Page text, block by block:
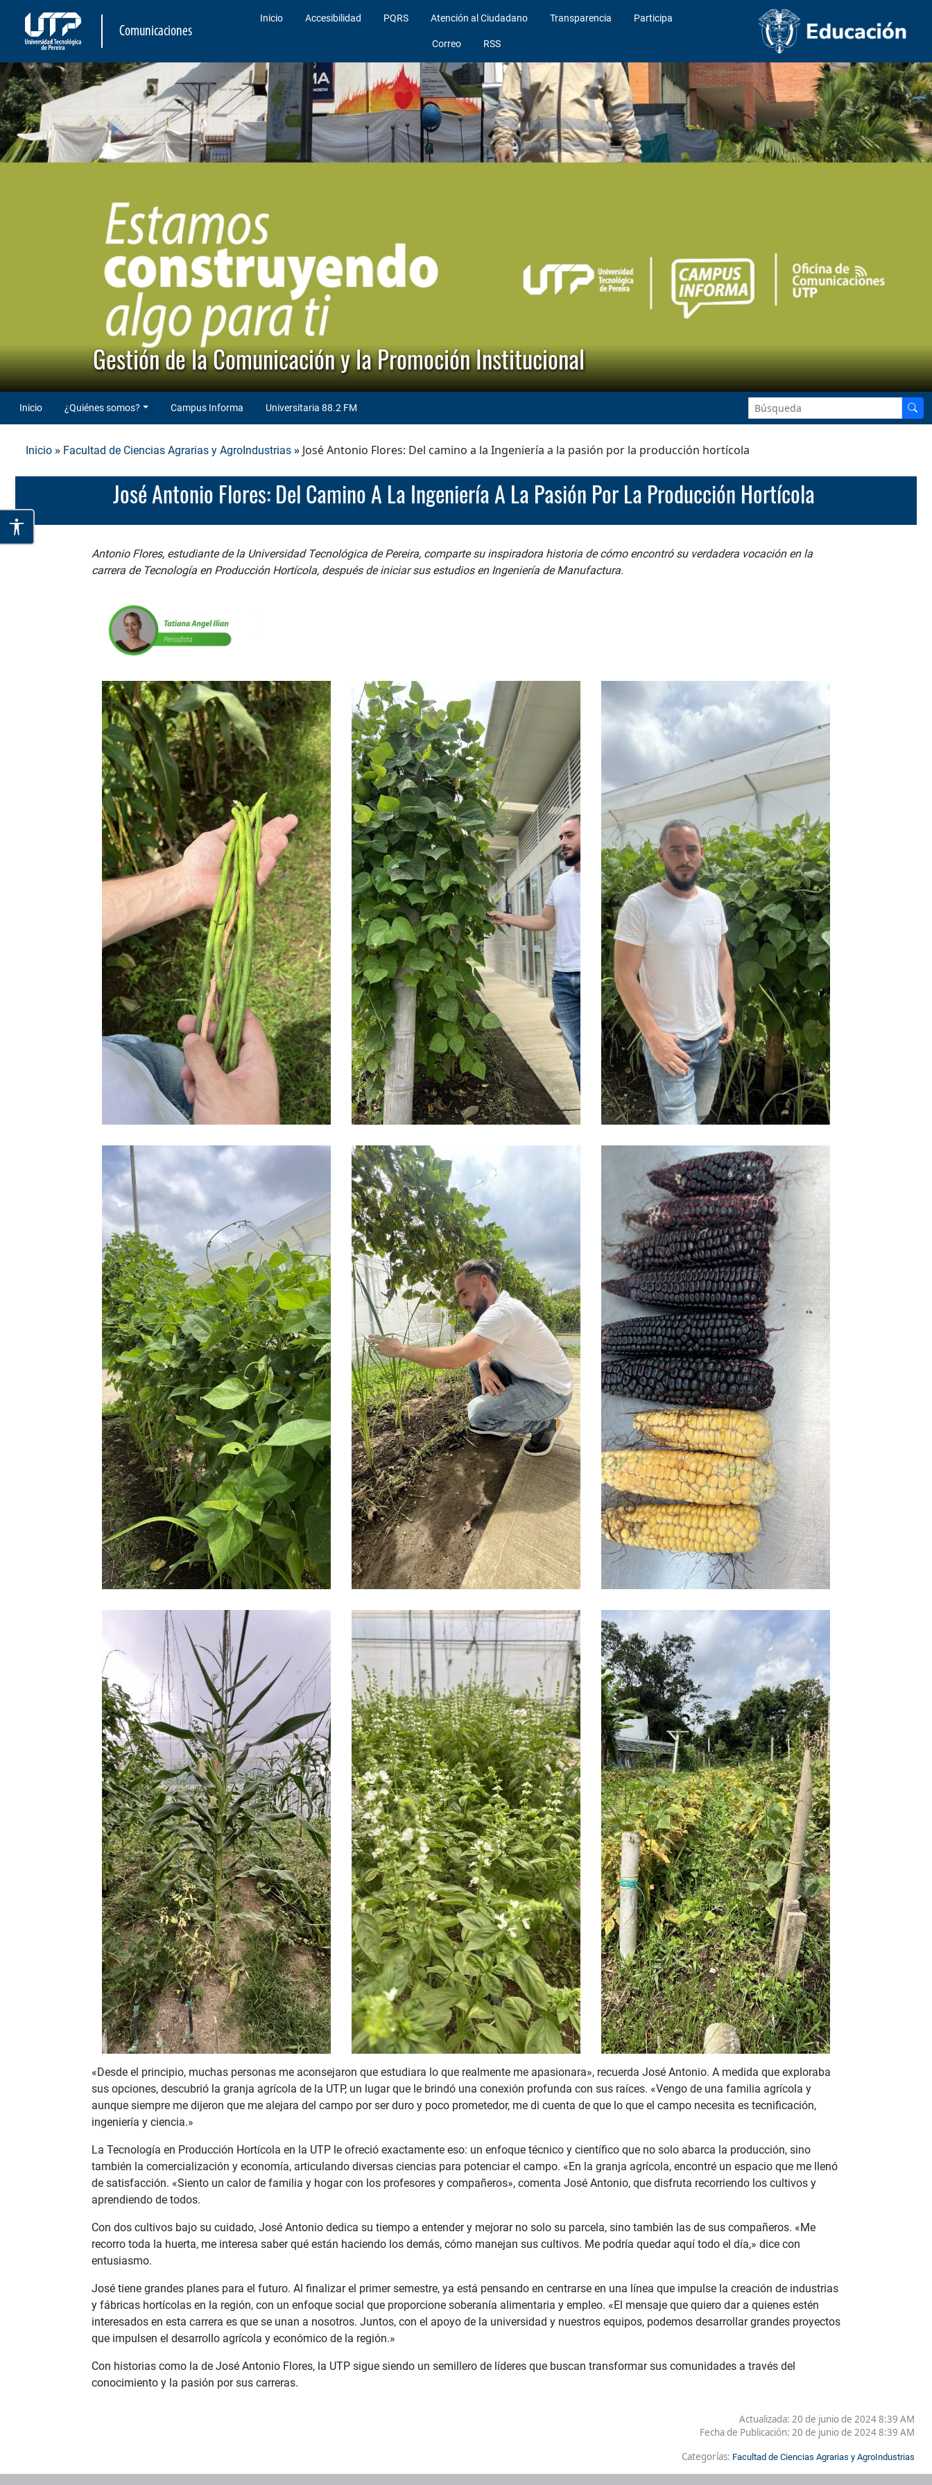
Comunicaciones
Inicio Accesibilidad PQRS Atención al Ciudadano Transparencia Participa
Correo RSS
Gestión de la Comunicación y la Promoción Institucional
Inicio ¿Quiénes somos? Campus Informa Universitaria 88.2 FM
Inicio » Facultad de Ciencias Agrarias y AgroIndustrias » José Antonio Flores: Del camino a la Ingeniería a la pasión por la producción hortícola
José Antonio Flores: Del Camino A La Ingeniería A La Pasión Por La Producción Hortícola
Antonio Flores, estudiante de la Universidad Tecnológica de Pereira, comparte su inspiradora historia de cómo encontró su verdadera vocación en la
carrera de Tecnología en Producción Hortícola, después de iniciar sus estudios en Ingeniería de Manufactura.
«Desde el principio, muchas personas me aconsejaron que estudiara lo que realmente me apasionara», recuerda José Antonio. A medida que exploraba
sus opciones, descubrió la granja agrícola de la UTP, un lugar que le brindó una conexión profunda con sus raíces. «Vengo de una familia agrícola y
aunque siempre me dijeron que me alejara del campo por ser duro y poco prometedor, me di cuenta de que lo que el campo necesita es tecnificación,
ingeniería y ciencia.»
La Tecnología en Producción Hortícola en la UTP le ofreció exactamente eso: un enfoque técnico y científico que no solo abarca la producción, sino
también la comercialización y economía, articulando diversas ciencias para potenciar el campo. «En la granja agrícola, encontré un espacio que me llenó
de satisfacción. «Siento un calor de familia y hogar con los profesores y compañeros», comenta José Antonio, que disfruta recorriendo los cultivos y
aprendiendo de todos.
Con dos cultivos bajo su cuidado, José Antonio dedica su tiempo a entender y mejorar no solo su parcela, sino también las de sus compañeros. «Me
recorro toda la huerta, me interesa saber qué están haciendo los demás, cómo manejan sus cultivos. Me podría quedar aquí todo el día,» dice con
entusiasmo.
José tiene grandes planes para el futuro. Al finalizar el primer semestre, ya está pensando en centrarse en una línea que impulse la creación de industrias
y fábricas hortícolas en la región, con un enfoque social que proporcione soberanía alimentaria y empleo. «El mensaje que quiero dar a quienes estén
interesados en esta carrera es que se unan a nosotros. Juntos, con el apoyo de la universidad y nuestros equipos, podemos desarrollar grandes proyectos
que impulsen el desarrollo agrícola y económico de la región.»
Con historias como la de José Antonio Flores, la UTP sigue siendo un semillero de líderes que buscan transformar sus comunidades a través del
conocimiento y la pasión por sus carreras.
Actualizada: 20 de junio de 2024 8:39 AM
Fecha de Publicación: 20 de junio de 2024 8:39 AM
Categorías: Facultad de Ciencias Agrarias y AgroIndustrias